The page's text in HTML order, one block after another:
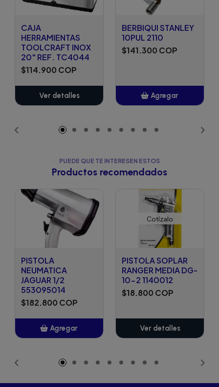
CAJA
HERRAMIENTAS
TOOLCRAFT INOX
20" REF. TC4044
$114.900 COP
Ver detalles
BERBIQUI STANLEY
10PUL 2110
$141.300 COP
Agregar
PUEDE QUE TE INTERESEN ESTOS
Productos recomendados
PISTOLA
NEUMATICA
JAGUAR 1/2
553095014
$182.800 COP
Agregar
Cotízalo
PISTOLA SOPLAR
RANGER MEDIA DG-
10-2 1140012
$18.800 COP
Ver detalles